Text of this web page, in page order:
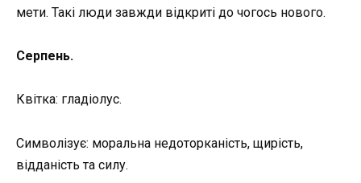
мети. Такі люди завжди відкриті до чогось нового.
Серпень.
Квітка: гладіолус.
Символізує: моральна недоторканість, щирість,
відданість та силу.